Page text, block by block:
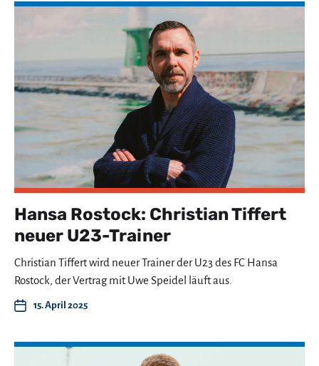
Hansa Rostock: Christian Tiffert
neuer U23-Trainer
Christian Tiffert wird neuer Trainer der U23 des FC Hansa
Rostock, der Vertrag mit Uwe Speidel läuft aus.
15. April 2025